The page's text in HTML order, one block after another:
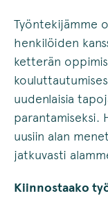
Työntekijämme
henkilöiden
ketterän
uudenlaisia
parantamiseksi.
uusiin alan
jatkuvasti
Kiinnostaako